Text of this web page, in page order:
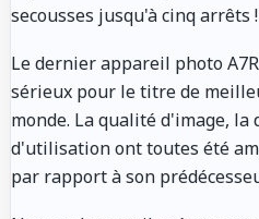
secousses jusqu'à cinq arrêts !
Le dernier appareil photo
sérieux pour le titre de
monde. La qualité d'image,
d'utilisation ont toutes été
par rapport à son